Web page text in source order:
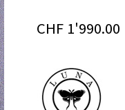
CHF1'990.00